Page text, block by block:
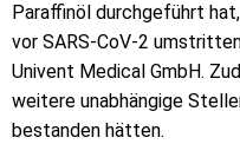
Paraffinöl durchgeführt
vor SARS-CoV-2
Univent Medical GmbH.
weitere unabhängige
bestanden hätten.